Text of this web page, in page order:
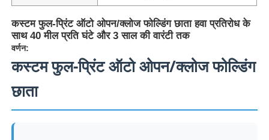
कस्टम फुल-प्रिंट ऑटो ओपन/क्लोज फोल्डिंग छाता हवा प्रतिरोध के
साथ 40 मील प्रति घंटे और 3 साल की वारंटी तक
वर्णन:
कस्टम फुल-प्रिंट ऑटो ओपन/क्लोज फोल्डिंग
छाता